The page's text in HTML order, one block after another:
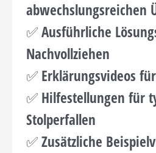
abwechslungsreichen
✅ Ausführliche
Nachvollziehen
✅ Erklärungsvideos
✅ Hilfestellungen für
Stolperfallen
✅ Zusätzliche